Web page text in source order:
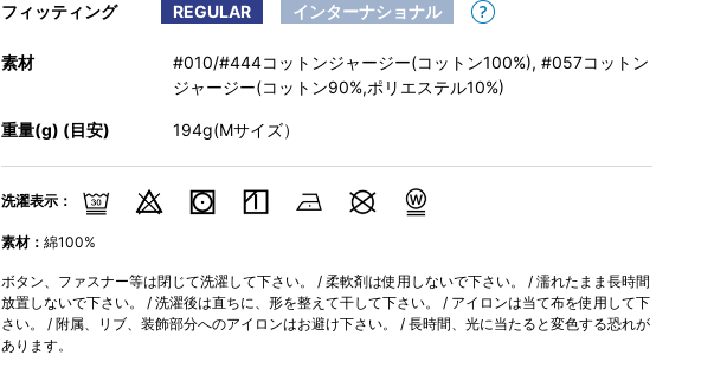
フィッティング REGULAR インターナショナル
素材
#010/#444コットンジャージー(コットン100%), #057コットン
ジャージー(コットン90%,ポリエステル10%)
重量(g) (目安) 194g(Mサイズ）
洗濯表示：
素材： 綿100%
ボタン、ファスナー等は閉じて洗濯して下さい。 / 柔軟剤は使用しないで下さい。 / 濡れたまま長時間
放置しないで下さい。 / 洗濯後は直ちに、形を整えて干して下さい。 / アイロンは当て布を使用して下
さい。 / 附属、リブ、装飾部分へのアイロンはお避け下さい。 / 長時間、光に当たると変色する恐れが
あります。